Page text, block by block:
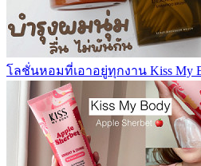
โลชั่นหอมที่เอาอยู่ทุกงาน Kiss My